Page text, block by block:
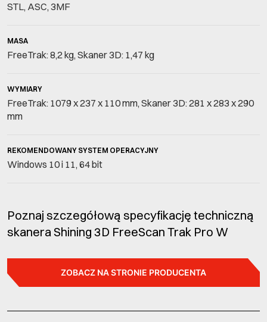
Poznaj szczegółową specyfikację techniczną
skanera Shining 3D FreeScan Trak Pro W
ZOBACZ NA STRONIE PRODUCENTA
STL, ASC, 3MF
MASA
FreeTrak: 8,2 kg, Skaner 3D: 1,47 kg
WYMIARY
FreeTrak: 1079 x 237 x 110 mm, Skaner 3D: 281 x 283 x 290
mm
REKOMENDOWANY SYSTEM OPERACYJNY
Windows 10 i 11, 64 bit